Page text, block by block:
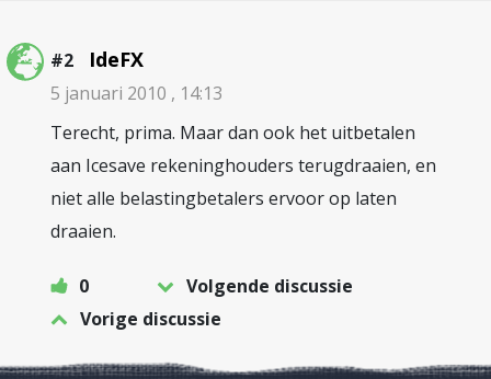
#2 IdeFX
5 januari 2010 , 14:13
Terecht, prima. Maar dan ook het uitbetalen
aan Icesave rekeninghouders terugdraaien, en
niet alle belastingbetalers ervoor op laten
draaien.
0
Volgende discussie
Vorige discussie